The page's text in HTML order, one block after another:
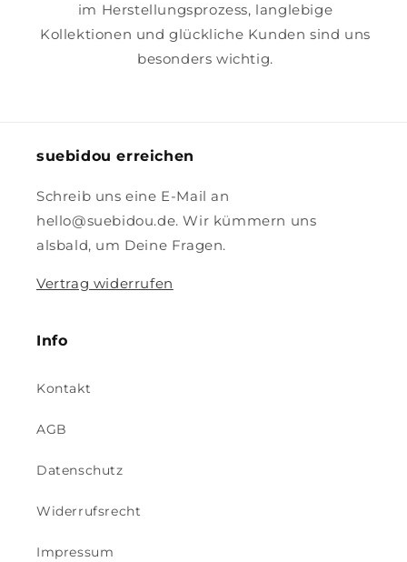
im Herstellungsprozess, langlebige
Kollektionen und glückliche Kunden sind uns
besonders wichtig.
suebidou erreichen
Schreib uns eine E-Mail an
hello@suebidou.de. Wir kümmern uns
alsbald, um Deine Fragen.
Vertrag widerrufen
Info
Kontakt
AGB
Datenschutz
Widerrufsrecht
Impressum